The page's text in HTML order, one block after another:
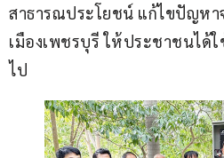
สาธารณประโยชน์ แก้ไขปัญหา
เมืองเพชรบุรี ให้ประชาชนได้
ไป